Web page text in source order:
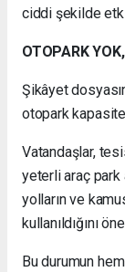
ciddi şekilde
OTOPARK
Şikâyet
otopark
Vatandaşlar,
yeterli araç park
yolların ve
kullanıldığını
Bu durumun